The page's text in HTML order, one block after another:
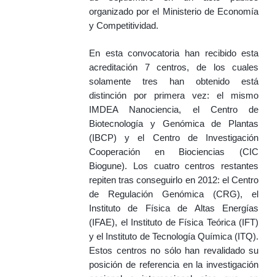
organizado por el Ministerio de Economía
y Competitividad.
En esta convocatoria han recibido esta
acreditación 7 centros, de los cuales
solamente tres han obtenido está
distinción por primera vez: el mismo
IMDEA Nanociencia, el Centro de
Biotecnología y Genómica de Plantas
(IBCP) y el Centro de Investigación
Cooperación en Biociencias (CIC
Biogune). Los cuatro centros restantes
repiten tras conseguirlo en 2012: el Centro
de Regulación Genómica (CRG), el
Instituto de Física de Altas Energías
(IFAE), el Instituto de Física Teórica (IFT)
y el Instituto de Tecnología Química (ITQ).
Estos centros no sólo han revalidado su
posición de referencia en la investigación